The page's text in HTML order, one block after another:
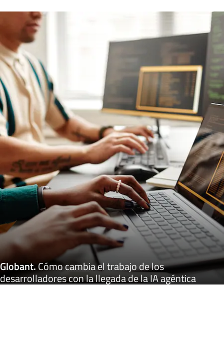
Globant.Cómo cambia el trabajo de los
desarrolladores con la llegada de la IA agéntica